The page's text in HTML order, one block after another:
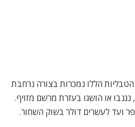
הטבליות הללו נמכרות בצורה נרחבת
או הושגו בעזרת מרשם מזויף.
ועד לעשרים דולר בשוק השחור.